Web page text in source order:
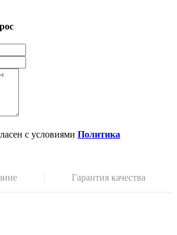
с условиями Политика
Гарантия качества